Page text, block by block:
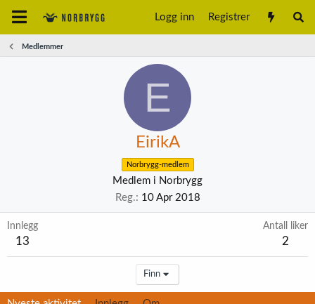
Logg inn Registrer
Medlemmer
E
EirikA
Norbrygg-medlem
Medlem i Norbrygg
Reg.
10 Apr 2018
Innlegg
13
Antall liker
2
Finn